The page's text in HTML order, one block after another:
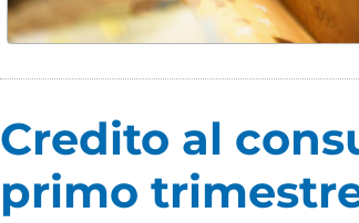
Credito al
primo